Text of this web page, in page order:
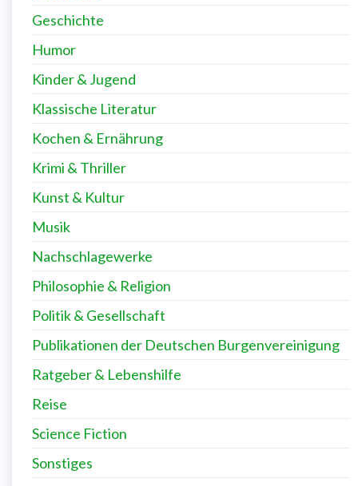
Geschichte
Humor
Kinder & Jugend
Klassische Literatur
Kochen & Ernährung
Krimi & Thriller
Kunst & Kultur
Musik
Nachschlagewerke
Philosophie & Religion
Politik & Gesellschaft
Publikationen der Deutschen Burgenvereinigung
Ratgeber & Lebenshilfe
Reise
Science Fiction
Sonstiges